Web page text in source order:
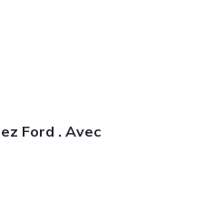
Ford . Avec